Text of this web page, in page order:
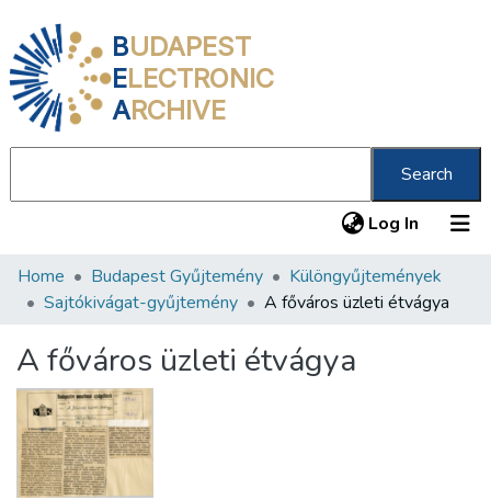
BUDAPEST
ELECTRONIC
ARCHIVE
Search
Log In (current)
Communities & Collections
Statistics
About us
Home Budapest Gyűjtemény
Különgyűjtemények
Sajtókivágat-gyűjtemény
A főváros üzleti étvágya
A főváros üzleti étvágya